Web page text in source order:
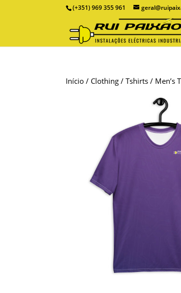
(+351) 969 355 961
Início / Clothing /Tshirts / Men’s